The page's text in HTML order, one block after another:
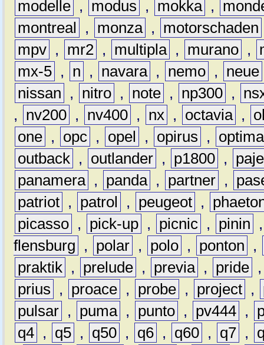
modelle , modus , mokka ,
montreal
, monza , motorschaden
mpv , mr2 , multipla , murano ,
mx-5 , n , navara , nemo , neue
nissan
, nitro , note , np300 ,
,
nv200 , nv400 , nx , octavia ,
one , opc , opel , opirus ,
optima
outback , outlander , p1800 ,
panamera , panda , partner ,
patriot , patrol , peugeot ,
picasso , pick-up , picnic , pinin
flensburg
, polar , polo , ponton
,
praktik , prelude , previa , pride
prius
, proace , probe , project ,
pulsar , puma , punto , pv444 ,
q4 , q5 , q50 , q6 , q60 , q7 ,